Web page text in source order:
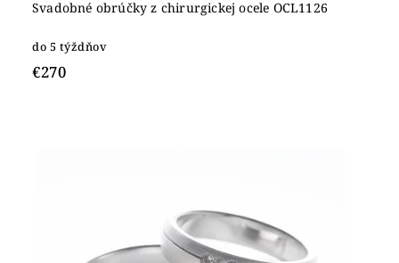
Svadobné obrúčky z chirurgickej ocele OCL1126
do 5 týždňov
€270